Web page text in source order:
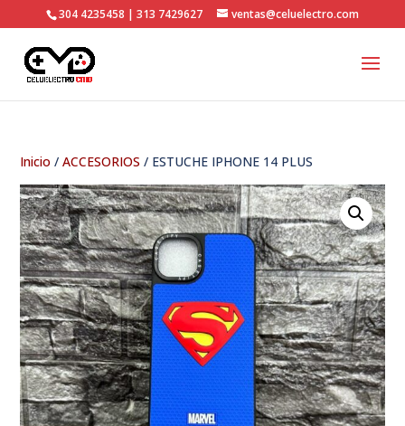
304 4235458 | 313 7429627 ventas@celuelectro.com
Inicio /ACCESORIOS / ESTUCHE IPHONE 14 PLUS